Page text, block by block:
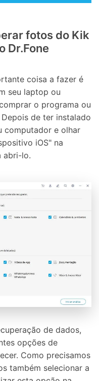
fotos do Kik
Dr.Fone
coisa a fazer é
seu laptop ou
o programa ou
de ter instalado
computador e olhar
iOS" na
abri-lo.
de dados,
opções de
Como precisamos
também selecionar a